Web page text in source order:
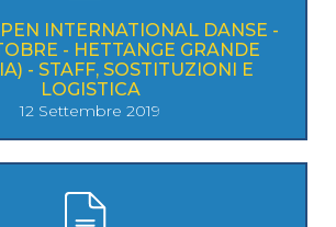
INTERNATIONAL DANSE -
- HETTANGE GRANDE
- STAFF, SOSTITUZIONI E
LOGISTICA
12 Settembre 2019